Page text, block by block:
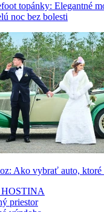
topánky: Elegantné
noc bez bolesti
Ako vybrať auto,
priestor